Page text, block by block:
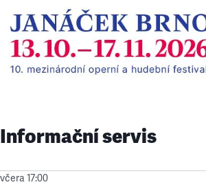
Informační servis
včera 17:00